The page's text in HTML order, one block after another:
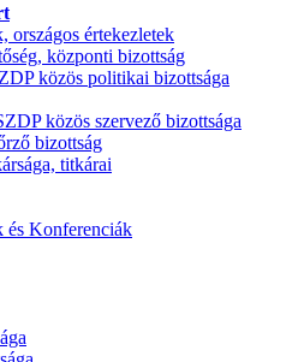
országos értekezletek
központi bizottság
közös politikai bizottsága
közös szervező bizottsága
bizottság
titkárai
és Konferenciák